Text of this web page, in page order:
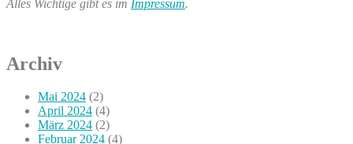
Alles Wichtige gibt es im Impressum.
Archiv
Mai 2024 (2)
April 2024 (4)
März 2024 (2)
Februar 2024 (4)